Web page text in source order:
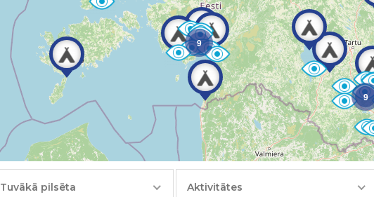
9
9
Tuvākā pilsēta Aktivitātes